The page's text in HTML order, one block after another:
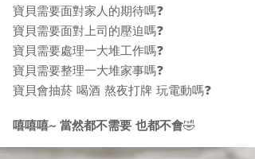
寶貝需要面對家人的期待嗎❓
寶貝需要面對上司的壓迫嗎❓
寶貝需要處理一大堆工作嗎❓
寶貝需要整理一大堆家事嗎❓
寶貝會抽菸 喝酒 熬夜打牌 玩電動嗎❓
嘻嘻嘻~ 當然都不需要 也都不會🤣